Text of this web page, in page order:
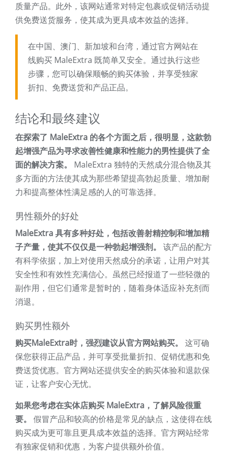
质量产品。此外，该网站通常对特定包裹或促销活动提
供免费送货服务，使其成为更具成本效益的选择。
在中国、澳门、新加坡和台湾，通过官方网站在
线购买 MaleExtra 既简单又安全。通过执行这些
步骤，您可以确保顺畅的购买体验，并享受独家
折扣、免费送货和产品正品。
结论和最终建议
在探索了 MaleExtra 的各个方面之后，很明显，这款勃
起增强产品为寻求改善性健康和性能力的男性提供了全
面的解决方案。
MaleExtra 独特的天然成分混合物及其
多方面的方法使其成为那些希望提高勃起质量、增加耐
力和提高整体性满足感的人的可靠选择。
男性额外的好处
MaleExtra 具有多种好处，包括改善射精控制和增加精
子产量，使其不仅仅是一种勃起增强剂。
该产品的配方
有科学依据，加上对使用天然成分的承诺，让用户对其
安全性和有效性充满信心。虽然已经报道了一些轻微的
副作用，但它们通常是暂时的，随着身体适应补充剂而
消退。
购买男性额外
购买MaleExtra时，强烈建议从官方网站购买。
这可确
保您获得正品产品，并可享受批量折扣、促销优惠和免
费送货优惠。官方网站还提供安全的购买体验和退款保
证，让客户安心无忧。
如果您考虑在实体店购买 MaleExtra，了解风险很重
要。
假冒产品和较高的价格是常见的缺点，这使得在线
购买成为更可靠且更具成本效益的选择。官方网站经常
有独家促销和优惠，为客户提供额外价值。